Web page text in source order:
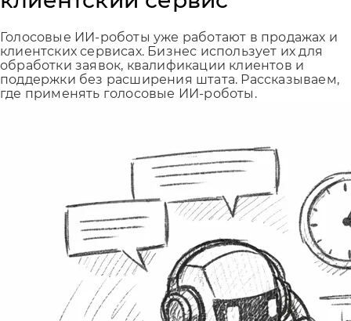
Голосовые ИИ-роботы уже работают в продажах и
клиентских сервисах. Бизнес использует их для
обработки заявок, квалификации клиентов и
поддержки без расширения штата. Рассказываем,
где применять голосовые ИИ-роботы.